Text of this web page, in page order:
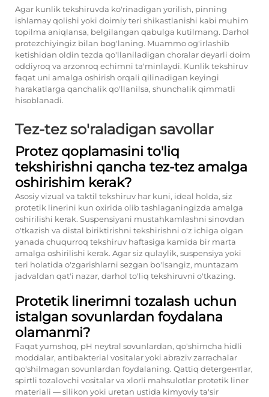
Agar kunlik tekshiruvda ko'rinadigan yorilish, pinning
ishlamay qolishi yoki doimiy teri shikastlanishi kabi muhim
topilma aniqlansa, belgilangan qabulga kutilmang. Darhol
protezchiyingiz bilan bog'laning. Muammo og'irlashib
ketishidan oldin tezda qo'llaniladigan choralar deyarli doim
oddiyroq va arzonroq echimni ta'minlaydi. Kunlik tekshiruv
faqat uni amalga oshirish orqali qilinadigan keyingi
harakatlarga qanchalik qo'llanilsa, shunchalik qimmatli
hisoblanadi.
Tez-tez so'raladigan savollar
Protez qoplamasini to'liq
tekshirishni qancha tez-tez amalga
oshirishim kerak?
Asosiy vizual va taktil tekshiruv har kuni, ideal holda, siz
protetik linerini kun oxirida olib tashlaganingizda amalga
oshirilishi kerak. Suspensiyani mustahkamlashni sinovdan
o'tkazish va distal biriktirishni tekshirishni o'z ichiga olgan
yanada chuqurroq tekshiruv haftasiga kamida bir marta
amalga oshirilishi kerak. Agar siz qulaylik, suspensiya yoki
teri holatida o'zgarishlarni sezgan bo'lsangiz, muntazam
jadvaldan qat'i nazar, darhol to'liq tekshiruvni o'tkazing.
Protetik linerimni tozalash uchun
istalgan sovunlardan foydalana
olamanmi?
Faqat yumshoq, pH neytral sovunlardan, qo'shimcha hidli
moddalar, antibakterial vositalar yoki abraziv zarrachalar
qo'shilmagan sovunlardan foydalaning. Qattiq detergентlar,
spirtli tozalovchi vositalar va xlorli mahsulotlar protetik liner
materiali — silikon yoki uretan ustida kimyoviy ta'sir